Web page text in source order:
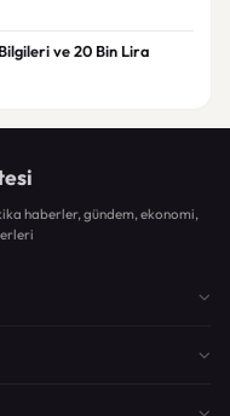
ve 20 Bin Lira
haberler, gündem, ekonomi,